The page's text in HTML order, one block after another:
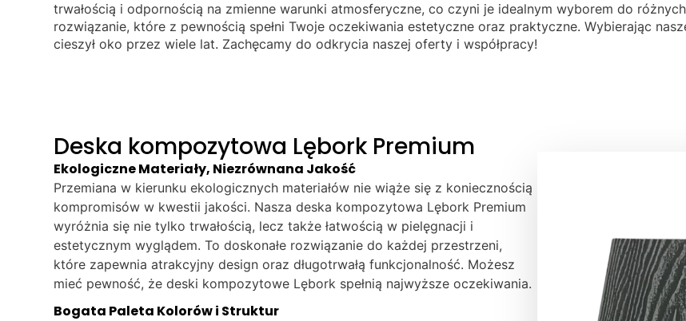
trwałością i odpornością na zmienne warunki atmosferyczne, co czyni je idealnym wyborem do
rozwiązanie, które z pewnością spełni Twoje oczekiwania estetyczne oraz praktyczne. Wybierając
cieszył oko przez wiele lat. Zachęcamy do odkrycia naszej oferty i współpracy!
Deska kompozytowa Lębork Premium
Ekologiczne Materiały, Niezrównana Jakość
Przemiana w kierunku ekologicznych materiałów nie wiąże się z koniecznością
kompromisów w kwestii jakości. Nasza deska kompozytowa Lębork Premium
wyróżnia się nie tylko trwałością, lecz także łatwością w pielęgnacji i
estetycznym wyglądem. To doskonałe rozwiązanie do każdej przestrzeni,
które zapewnia atrakcyjny design oraz długotrwałą funkcjonalność. Możesz
mieć pewność, że deski kompozytowe Lębork spełnią najwyższe oczekiwania.
Bogata Paleta Kolorów i Struktur